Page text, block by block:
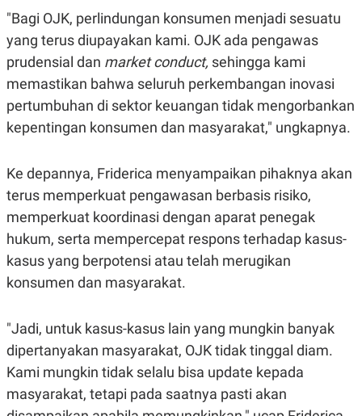
"Bagi OJK, perlindungan konsumen menjadi sesuatu
yang terus diupayakan kami. OJK ada pengawas
prudensial dan market conduct, sehingga kami
memastikan bahwa seluruh perkembangan inovasi
pertumbuhan di sektor keuangan tidak mengorbankan
kepentingan konsumen dan masyarakat," ungkapnya.
Ke depannya, Friderica menyampaikan pihaknya akan
terus memperkuat pengawasan berbasis risiko,
memperkuat koordinasi dengan aparat penegak
hukum, serta mempercepat respons terhadap kasus-
kasus yang berpotensi atau telah merugikan
konsumen dan masyarakat.
"Jadi, untuk kasus-kasus lain yang mungkin banyak
dipertanyakan masyarakat, OJK tidak tinggal diam.
Kami mungkin tidak selalu bisa update kepada
masyarakat, tetapi pada saatnya pasti akan